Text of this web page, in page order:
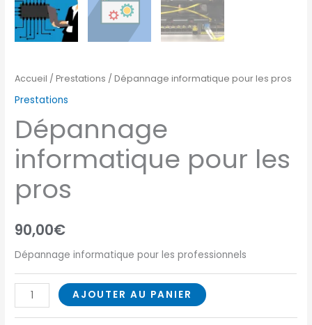
Accueil /Prestations / Dépannage informatique pour les pros
Prestations
Dépannage
informatique pour les
pros
90,00€
Dépannage informatique pour les professionnels
AJOUTER AU PANIER